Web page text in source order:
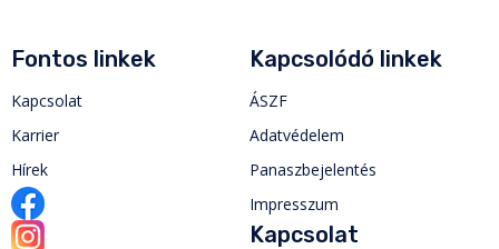
Fontos linkek
Kapcsolat
Karrier
Hírek
Kapcsolódó linkek
ÁSZF
Adatvédelem
Panaszbejelentés
Impresszum
Kapcsolat